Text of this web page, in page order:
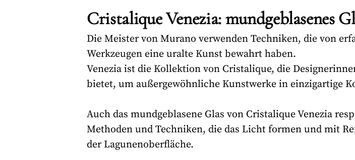
Cristalique Venezia: mundgeblasenes
Die Meister von Murano verwenden Techniken, die von
Werkzeugen eine uralte Kunst bewahrt haben.
Venezia ist die Kollektion von Cristalique, die
bietet, um außergewöhnliche Kunstwerke in einzigartige
Auch das mundgeblasene Glas von Cristalique Venezia
Methoden und Techniken, die das Licht formen und mit
der Lagunenoberfläche.